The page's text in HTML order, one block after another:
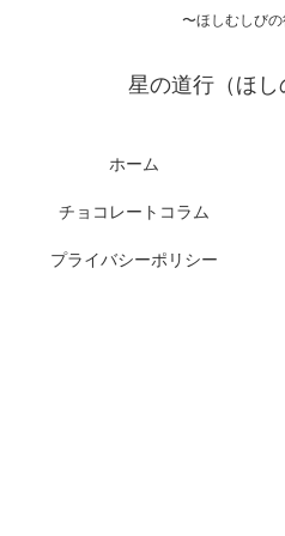
〜ほしむしび
星の道行（ほし
ホーム
チョコレートコラム
プライバシーポリシー